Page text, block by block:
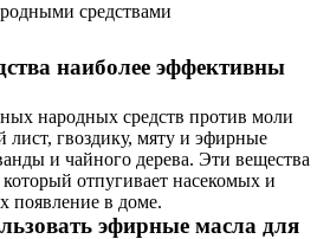
средствами
наиболее эффективны
народных средств против моли
гвоздику, мяту и эфирные
и чайного дерева. Эти вещества
отпугивает насекомых и
появление в доме.
эфирные масла для